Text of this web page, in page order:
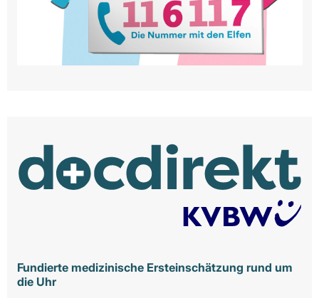
Fundierte medizinische Ersteinschätzung rund um
die Uhr